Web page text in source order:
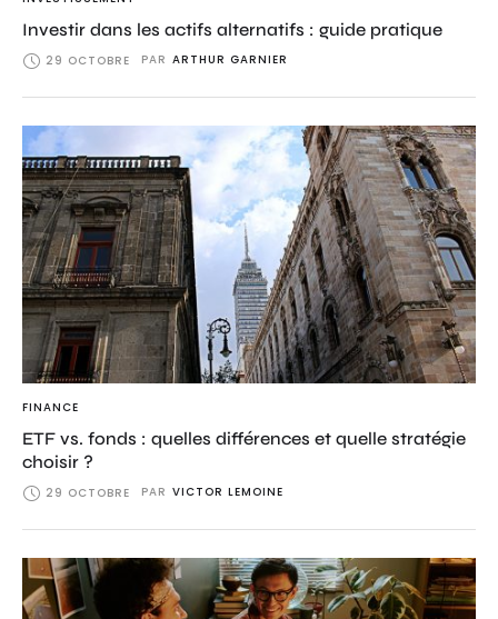
Investir dans les actifs alternatifs : guide pratique
29 OCTOBRE PAR ARTHUR GARNIER
FINANCE
ETF vs. fonds : quelles différences et quelle stratégie
choisir ?
29 OCTOBRE PAR VICTOR LEMOINE